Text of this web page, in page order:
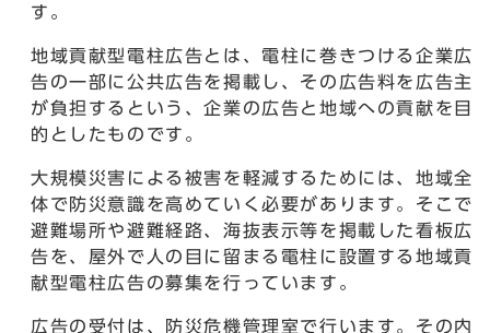
す。
地域貢献型電柱広告とは、電柱に巻きつける企業広
告の一部に公共広告を掲載し、その広告料を広告主
が負担するという、企業の広告と地域への貢献を目
的としたものです。
大規模災害による被害を軽減するためには、地域全
体で防災意識を高めていく必要があります。そこで
避難場所や避難経路、海抜表示等を掲載した看板広
告を、屋外で人の目に留まる電柱に設置する地域貢
献型電柱広告の募集を行っています。
広告の受付は、防災危機管理室で行います。その内